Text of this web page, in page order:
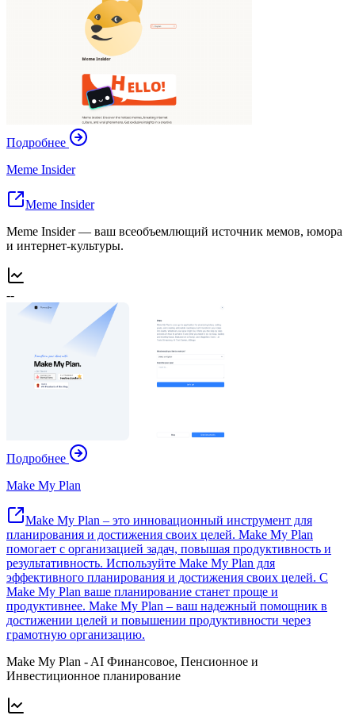
Подробнее
Meme Insider
Meme Insider
Meme Insider — ваш всеобъемлющий источник мемов, юмора
и интернет-культуры.
--
Подробнее
Make My Plan
Make My Plan – это инновационный инструмент для
планирования и достижения своих целей. Make My Plan
помогает с организацией задач, повышая продуктивность и
результативность. Используйте Make My Plan для
эффективного планирования и достижения своих целей. С
Make My Plan ваше планирование станет проще и
продуктивнее. Make My Plan – ваш надежный помощник в
достижении целей и повышении продуктивности через
грамотную организацию.
Make My Plan - AI Финансовое, Пенсионное и
Инвестиционное планирование